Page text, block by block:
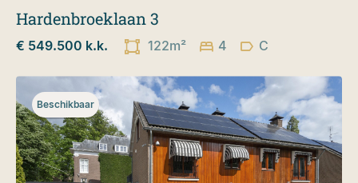
Hardenbroeklaan 3
€ 549.500 k.k. 122m² 4 C
Beschikbaar